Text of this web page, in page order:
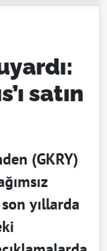
satın
(GKRY)
yıllarda